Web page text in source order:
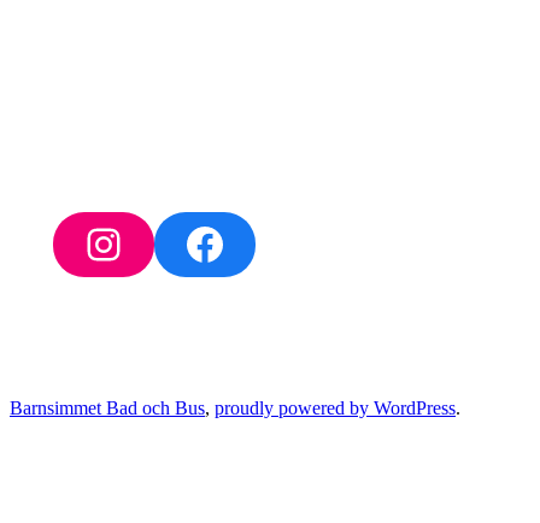
Instagram Facebook
Barnsimmet Bad och Bus, proudly powered by WordPress.